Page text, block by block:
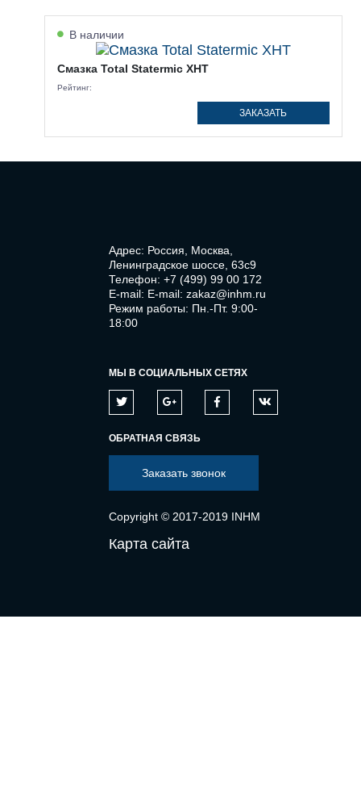
В наличии
Смазка Total Statermic XHT
Рейтинг:
ЗАКАЗАТЬ
Адрес: Россия, Москва,
Ленинградское шоссе, 63с9
Телефон: +7 (499) 99 00 172
E-mail: E-mail: zakaz@inhm.ru
Режим работы: Пн.-Пт. 9:00-
18:00
МЫ В СОЦИАЛЬНЫХ СЕТЯХ
ОБРАТНАЯ СВЯЗЬ
Заказать звонок
Copyright © 2017-2019 INHM
Карта сайта